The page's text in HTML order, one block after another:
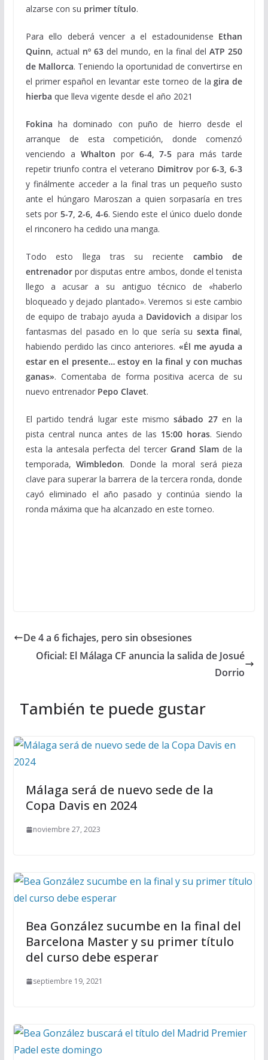
alzarse con su primer título.
Para ello deberá vencer a el estadounidense Ethan
Quinn, actual nº 63del mundo, en la final delATP 250
de Mallorca. Teniendo la oportunidad de convertirse en
el primer español en levantar este torneo de lagira de
hierba que lleva vigente desde el año 2021
Fokina ha dominado con puño de hierro desde el
arranque de esta competición, donde comenzó
venciendo a Whalton por 6-4, 7-5 para más tarde
repetir triunfo contra el veterano Dimitrovpor6-3, 6-3
y finálmente acceder a la final tras un pequeño susto
ante el húngaro Maroszan a quien sorpasaría en tres
sets por 5-7, 2-6, 4-6. Siendo este el único duelo donde
el rinconero ha cedido una manga.
Todo esto llega tras su reciente cambio de
entrenadorpor disputas entre ambos, donde el tenista
llego a acusar a su antiguo técnico de «haberlo
bloqueado y dejado plantado». Veremos si este cambio
de equipo de trabajo ayuda a Davidovich a disipar los
fantasmas del pasado en lo que sería su sexta final,
habiendo perdido las cinco anteriores. «Él me ayuda a
estar en el presente… estoy en la final y con muchas
ganas». Comentaba de forma positiva acerca de su
nuevo entrenadorPepo Clavet.
El partido tendrá lugar este mismosábado 27en la
pista central nunca antes de las 15:00 horas. Siendo
esta la antesala perfecta del tercerGrand Slamde la
temporada,Wimbledon. Donde la moral será pieza
clave para superar la barrera de la tercera ronda, donde
cayó eliminado el año pasado y continúa siendo la
ronda máxima que ha alcanzado en este torneo.
De 4 a 6 fichajes, pero sin obsesiones
Oficial: El Málaga CF anuncia la salida de Josué
Dorrio
También te puede gustar
Málaga será de nuevo sede de la
Copa Davis en 2024
noviembre 27, 2023
Bea González sucumbe en la final del
Barcelona Master y su primer título
del curso debe esperar
septiembre 19, 2021